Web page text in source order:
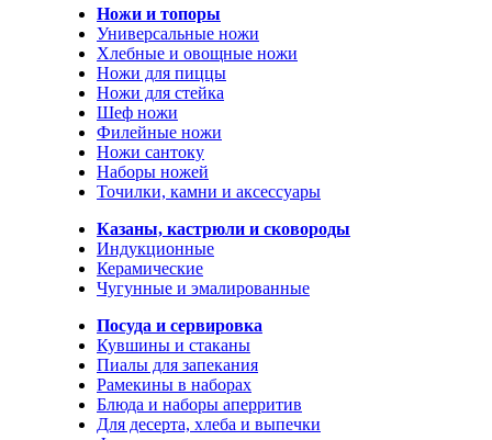
Ножи и топоры
Универсальные ножи
Хлебные и овощные ножи
Ножи для пиццы
Ножи для стейка
Шеф ножи
Филейные ножи
Ножи сантоку
Наборы ножей
Точилки, камни и аксессуары
Казаны, кастрюли и сковороды
Индукционные
Керамические
Чугунные и эмалированные
Посуда и сервировка
Кувшины и стаканы
Пиалы для запекания
Рамекины в наборах
Блюда и наборы аперритив
Для десерта, хлеба и выпечки